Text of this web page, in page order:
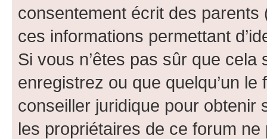
consentement écrit des parents
ces informations permettant
Si vous n’êtes pas sûr que
enregistrez ou que quelqu’un
conseiller juridique pour obtenir
les propriétaires de ce forum